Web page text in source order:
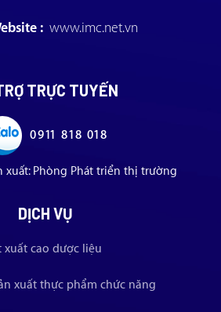
: www.imc.net.vn
TRỰC TUYẾN
0911 818 018
xuất: Phòng Phát triển thị trường
DỊCH VỤ
xuất cao dược liệu
xuất thực phẩm chức năng